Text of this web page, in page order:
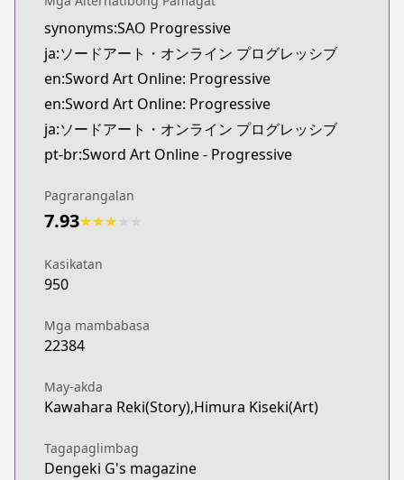
synonyms:SAO Progressive
ja:ソードアート・オンライン プログレッシブ
en:Sword Art Online: Progressive
en:Sword Art Online: Progressive
ja:ソードアート・オンライン プログレッシブ
pt-br:Sword Art Online - Progressive
Pagrarangalan
7.93★★★
Kasikatan
950
Mga mambabasa
22384
May-akda
Kawahara Reki(Story),Himura Kiseki(Art)
Tagapaglimbag
Dengeki G's magazine